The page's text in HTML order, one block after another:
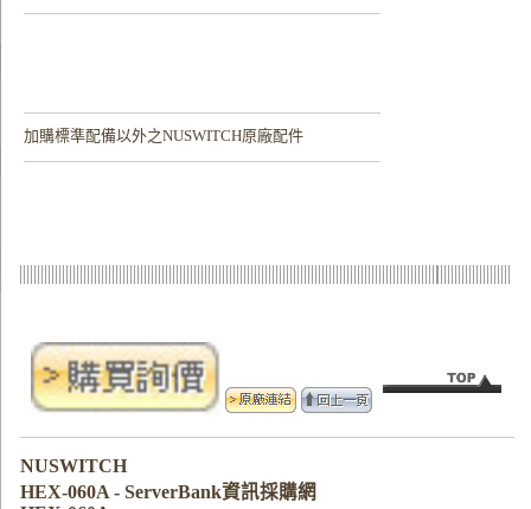
加購標準配備以外之NUSWITCH原廠配件
NUSWITCH
HEX-060A - ServerBank資訊採購網